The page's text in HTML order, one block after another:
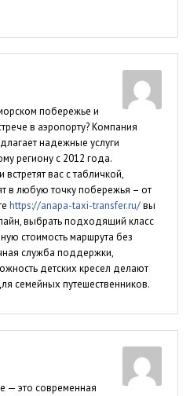
побережье и
в аэропорту? Компания
надежные услуги
региону с 2012 года.
вас с табличкой,
в любую точку побережья – от
https://anapa-taxi-transfer.ru/вы
выбрать подходящий класс
стоимость маршрута без
служба поддержки,
детских кресел делают
семейных путешественников.
— это современная